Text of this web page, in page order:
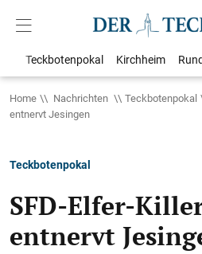
Teckbotenpokal Kirchheim
Home Nachrichten Teckbotenpokal
entnervt Jesingen
Teckbotenpokal
SFD-Elfer-
entnervt